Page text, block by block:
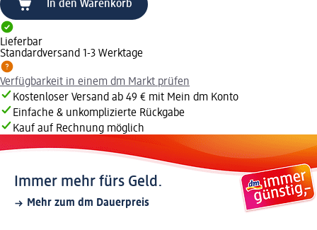
In den Warenkorb
Lieferbar
Standardversand 1-3 Werktage
Verfügbarkeit in einem dm Markt prüfen
Kostenloser Versand ab 49 € mit Mein dm Konto
Einfache & unkomplizierte Rückgabe
Kauf auf Rechnung möglich
Immer mehr fürs Geld.
Mehr zum dm Dauerpreis